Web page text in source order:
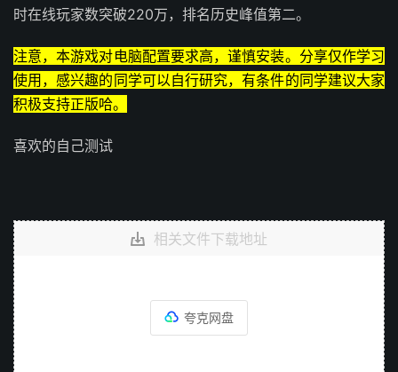
时在线玩家数突破220万，排名历史峰值第二。
注意，本游戏对电脑配置要求高，谨慎安装。分享仅作学习
使用，感兴趣的同学可以自行研究，有条件的同学建议大家
积极支持正版哈。
喜欢的自己测试
相关文件下载地址
夸克网盘